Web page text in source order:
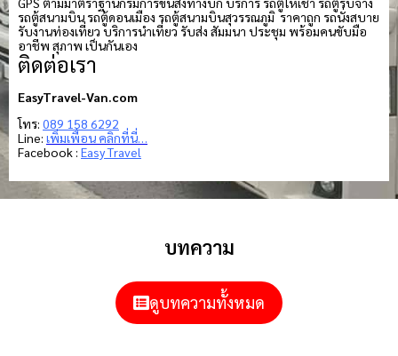
รถตู้สนามบิน รถตู้ดอนเมือง รถตู้สนามบินสุวรรณภูมิ ราคาถูก รถนั่งสบาย
รับงานท่องเที่ยว บริการนำเที่ยว รับส่ง สัมมนา ประชุม พร้อมคนขับมือ
อาชีพ สุภาพ เป็นกันเอง
ติดต่อเรา
EasyTravel-Van.com
โทร: 089 158 6292
Line: เพิ่มเพื่อน คลิกที่นี่…
Facebook : Easy Travel
บทความ
ดูบทความทั้งหมด